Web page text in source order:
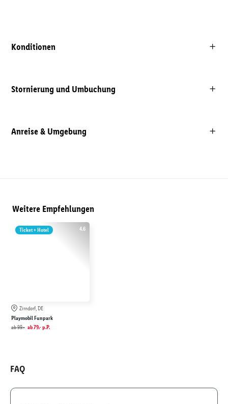
Konditionen
Stornierung und Umbuchung
Anreise & Umgebung
Weitere Empfehlungen
4.6
Ticket + Hotel
Zirndorf, DE
Playmobil Funpark
ab99.- ab79.- p.P.
FAQ